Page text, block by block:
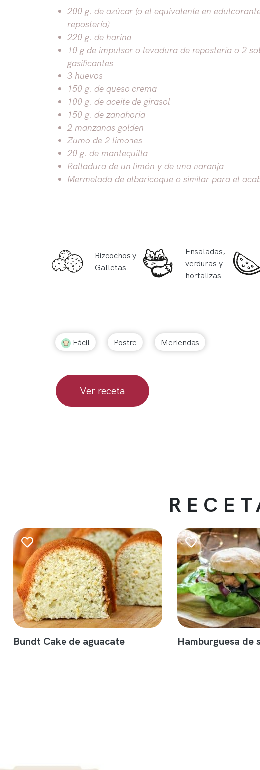
200 g. de azúcar (o el equivalente en
repostería)
220 g. de harina
10 g de impulsor o levadura de repostería o 2
gasificantes
3 huevos
150 g. de queso crema
100 g. de aceite de girasol
150 g. de zanahoria
2 manzanas golden
Zumo de 2 limones
20 g. de mantequilla
Ralladura de un limón y de una naranja
Mermelada de albaricoque o similar para el
Bizcochos y
Galletas
Ensaladas,
verduras y
hortalizas
Fácil Postre Meriendas
Ver receta
Bundt Cake de aguacate Hamburguesa de